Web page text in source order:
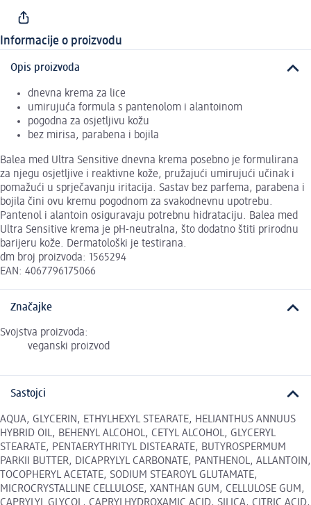
Informacije o proizvodu
Opis proizvoda
dnevna krema za lice
umirujuća formula s pantenolom i alantoinom
pogodna za osjetljivu kožu
bez mirisa, parabena i bojila
Balea med Ultra Sensitive dnevna krema posebno je formulirana
za njegu osjetljive i reaktivne kože, pružajući umirujući učinak i
pomažući u sprječavanju iritacija. Sastav bez parfema, parabena i
bojila čini ovu kremu pogodnom za svakodnevnu upotrebu.
Pantenol i alantoin osiguravaju potrebnu hidrataciju. Balea med
Ultra Sensitive krema je pH-neutralna, što dodatno štiti prirodnu
barijeru kože. Dermatološki je testirana.
dm broj proizvoda: 1565294
EAN: 4067796175066
Značajke
Svojstva proizvoda:
veganski proizvod
Sastojci
AQUA, GLYCERIN, ETHYLHEXYL STEARATE, HELIANTHUS ANNUUS
HYBRID OIL, BEHENYL ALCOHOL, CETYL ALCOHOL, GLYCERYL
STEARATE, PENTAERYTHRITYL DISTEARATE, BUTYROSPERMUM
PARKII BUTTER, DICAPRYLYL CARBONATE, PANTHENOL, ALLANTOIN,
TOCOPHERYL ACETATE, SODIUM STEAROYL GLUTAMATE,
MICROCRYSTALLINE CELLULOSE, XANTHAN GUM, CELLULOSE GUM,
CAPRYLYL GLYCOL, CAPRYLHYDROXAMIC ACID, SILICA, CITRIC ACID,